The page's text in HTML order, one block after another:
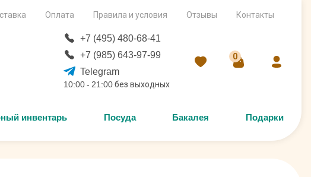
Оплата Правила и условия Отзывы Контакты
+7 (495) 480-68-41
+7 (985) 643-97-99
Telegram
10:00 - 21:00 без выходных
0
инвентарь Посуда Бакалея Подарки